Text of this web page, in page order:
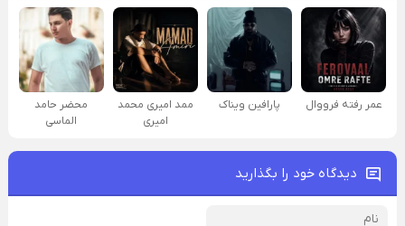
عمر رفته فرووال پارافين ویناک
ممد امیری محمد
امیری
محضر حامد
الماسی
دیدگاه خود را بگذارید